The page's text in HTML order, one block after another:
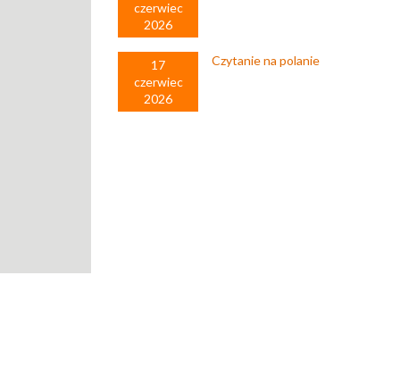
czerwiec
2026
17
czerwiec
2026
Czytanie na polanie